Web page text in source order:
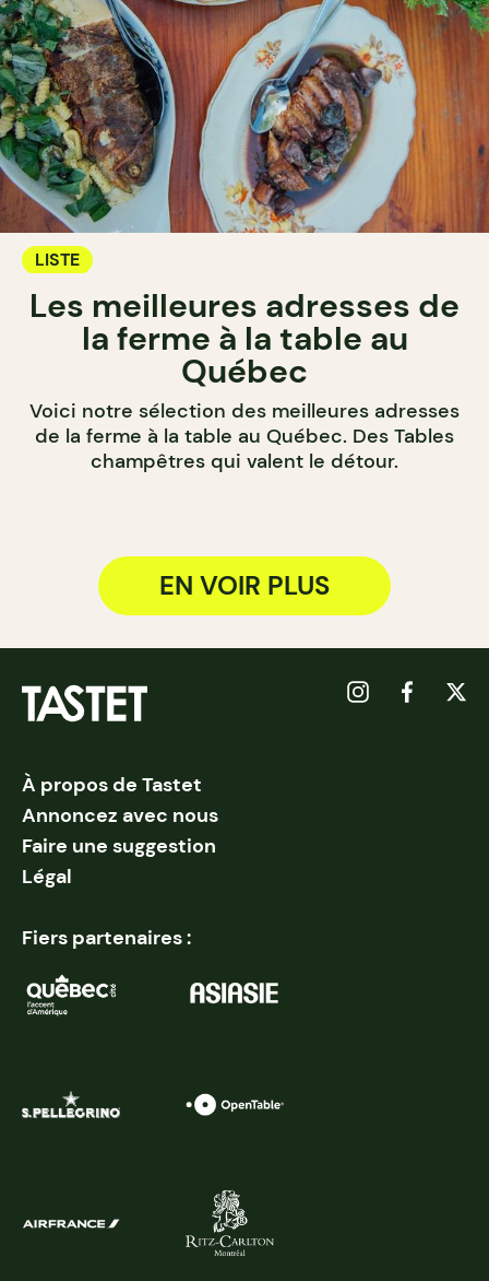
LISTE
Les meilleures adresses de
la ferme à la table au
Québec
Voici notre sélection des meilleures adresses
de la ferme à la table au Québec. Des Tables
champêtres qui valent le détour.
EN VOIR PLUS
À propos de Tastet
Annoncez avec nous
Faire une suggestion
Légal
Fiers partenaires :